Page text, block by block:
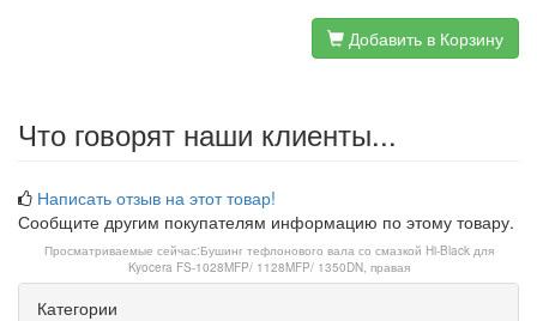
Добавить в Корзину
Что говорят наши клиенты...
Написать отзыв на этот товар!
Сообщите другим покупателям информацию по этому товару.
Просматриваемые сейчас:Бушинг тефлонового вала со смазкой Hi-Black для
Kyocera FS-1028MFP/ 1128MFP/ 1350DN, правая
Категории